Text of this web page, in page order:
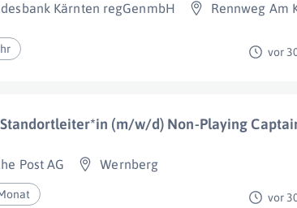
Kärnten regGenmbH Rennweg Am
vor
(m/w/d) Non-Playing
Post AG Wernberg
vor